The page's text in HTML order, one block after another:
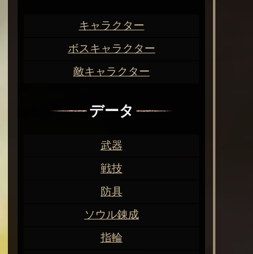
キャラクター
ボスキャラクター
敵キャラクター
データ
武器
戦技
防具
ソウル錬成
指輪